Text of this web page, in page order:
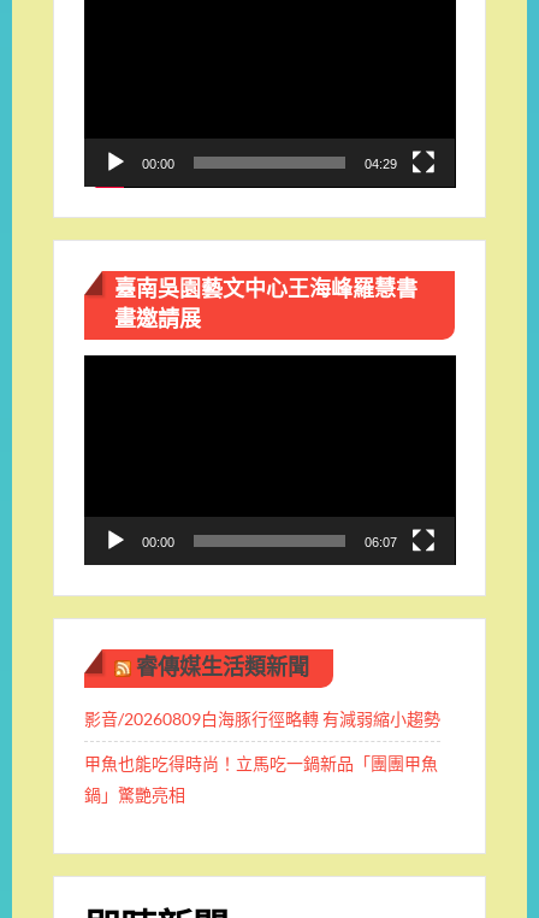
00:00 04:29
臺南吳園藝文中心王海峰羅慧書
畫邀請展
00:00 06:07
睿傳媒生活類新聞
影音/20260809白海豚行徑略轉 有減弱縮小趨勢
甲魚也能吃得時尚！立馬吃一鍋新品「團團甲魚
鍋」驚艷亮相